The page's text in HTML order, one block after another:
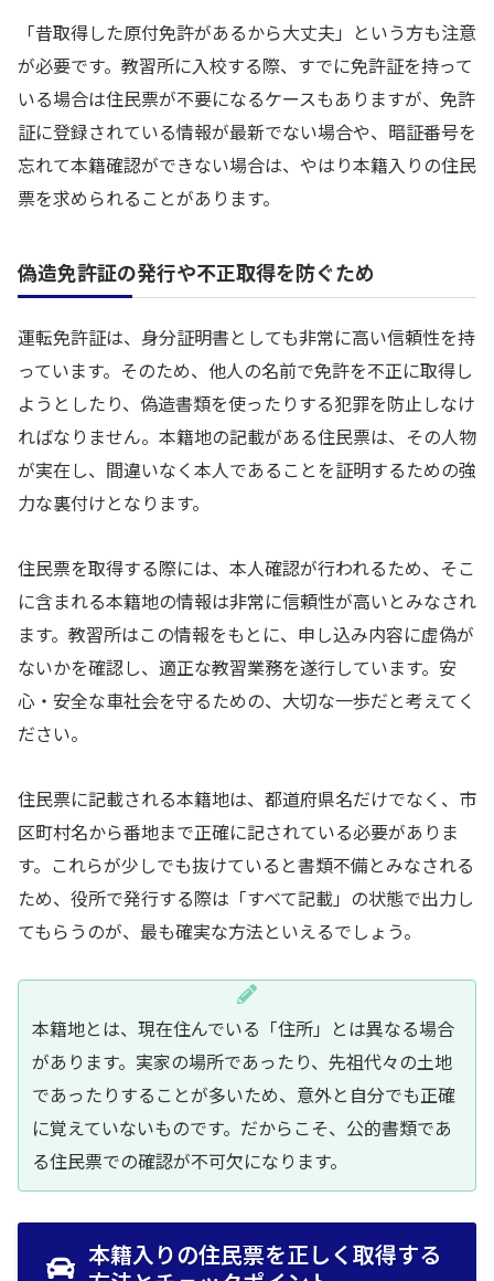
「昔取得した原付免許があるから大丈夫」という方も注意
が必要です。教習所に入校する際、すでに免許証を持って
いる場合は住民票が不要になるケースもありますが、免許
証に登録されている情報が最新でない場合や、暗証番号を
忘れて本籍確認ができない場合は、やはり本籍入りの住民
票を求められることがあります。
偽造免許証の発行や不正取得を防ぐため
運転免許証は、身分証明書としても非常に高い信頼性を持
っています。そのため、他人の名前で免許を不正に取得し
ようとしたり、偽造書類を使ったりする犯罪を防止しなけ
ればなりません。本籍地の記載がある住民票は、その人物
が実在し、間違いなく本人であることを証明するための強
力な裏付けとなります。
住民票を取得する際には、本人確認が行われるため、そこ
に含まれる本籍地の情報は非常に信頼性が高いとみなされ
ます。教習所はこの情報をもとに、申し込み内容に虚偽が
ないかを確認し、適正な教習業務を遂行しています。安
心・安全な車社会を守るための、大切な一歩だと考えてく
ださい。
住民票に記載される本籍地は、都道府県名だけでなく、市
区町村名から番地まで正確に記されている必要がありま
す。これらが少しでも抜けていると書類不備とみなされる
ため、役所で発行する際は「すべて記載」の状態で出力し
てもらうのが、最も確実な方法といえるでしょう。
本籍地とは、現在住んでいる「住所」とは異なる場合
があります。実家の場所であったり、先祖代々の土地
であったりすることが多いため、意外と自分でも正確
に覚えていないものです。だからこそ、公的書類であ
る住民票での確認が不可欠になります。
本籍入りの住民票を正しく取得する